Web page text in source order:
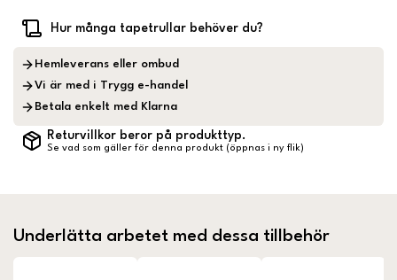
Hur många tapetrullar behöver du?
Hemleverans eller ombud
Vi är med i Trygg e-handel
Betala enkelt med Klarna
Returvillkor beror på produkttyp.
Se vad som gäller för denna produkt (öppnas i ny flik)
Underlätta arbetet med dessa tillbehör